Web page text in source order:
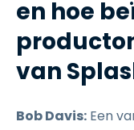
en hoe
van
Bob Davis: Een